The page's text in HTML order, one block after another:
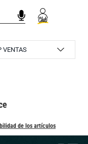
de los artículos